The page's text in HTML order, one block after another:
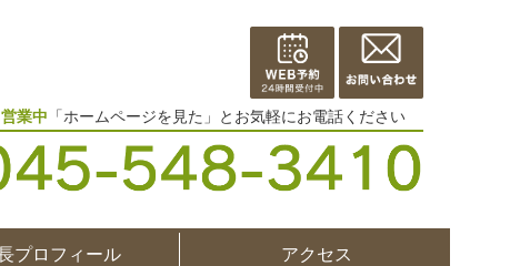
業中 「ホームページを見た」とお気軽にお電話ください
プロフィール アクセス